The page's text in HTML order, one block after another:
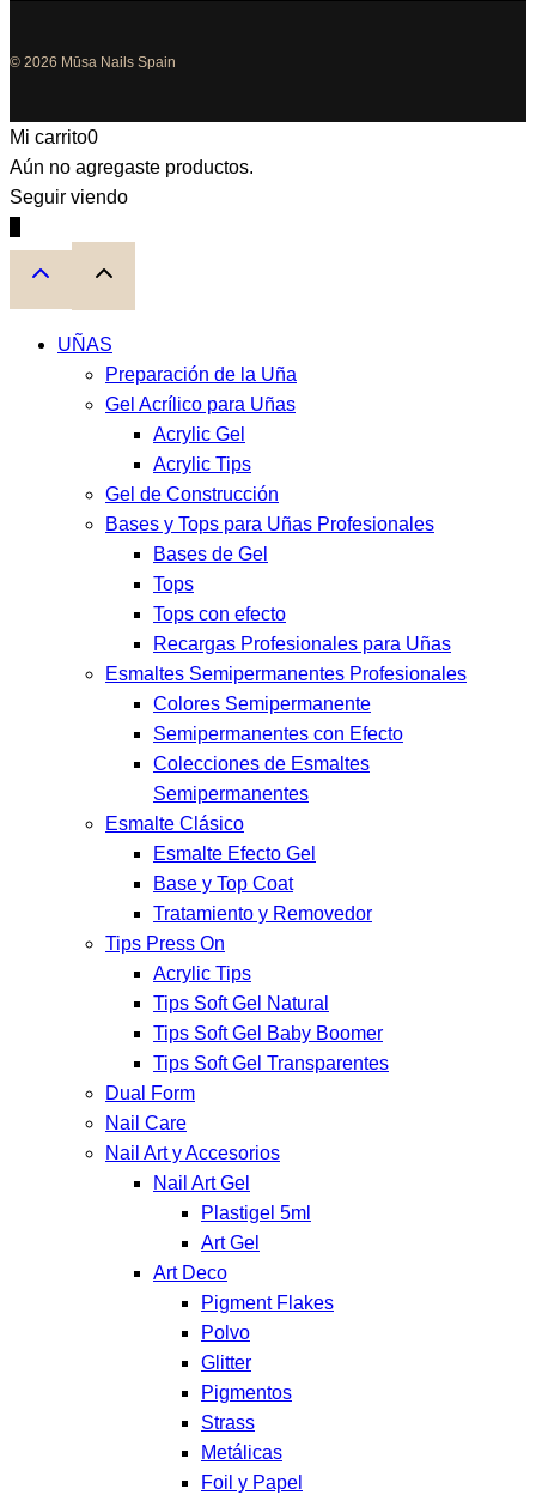
© 2026 Mūsa Nails Spain
Mi carrito0
Aún no agregaste productos.
Seguir viendo
UÑAS
Preparación de la Uña
Gel Acrílico para Uñas
Acrylic Gel
Acrylic Tips
Gel de Construcción
Bases y Tops para Uñas Profesionales
Bases de Gel
Tops
Tops con efecto
Recargas Profesionales para Uñas
Esmaltes Semipermanentes Profesionales
Colores Semipermanente
Semipermanentes con Efecto
Colecciones de Esmaltes
Semipermanentes
Esmalte Clásico
Esmalte Efecto Gel
Base y Top Coat
Tratamiento y Removedor
Tips Press On
Acrylic Tips
Tips Soft Gel Natural
Tips Soft Gel Baby Boomer
Tips Soft Gel Transparentes
Dual Form
Nail Care
Nail Art y Accesorios
Nail Art Gel
Plastigel 5ml
Art Gel
Art Deco
Pigment Flakes
Polvo
Glitter
Pigmentos
Strass
Metálicas
Foil y Papel